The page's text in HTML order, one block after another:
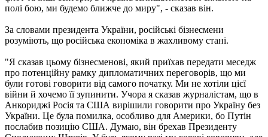
полі бою, ми будемо ближче до миру", - сказав він.
За словами президента України, російські бізнесмени
розуміють, що російська економіка в жахливому стані.
"Я сказав цьому бізнесменові, який приїхав передати меседж
про потенційну рамку дипломатичних переговорів, що ми
були готові говорити від самого початку. Ми не хотіли цієї
війни й хочемо її зупинити. Учора я сказав журналістам, що в
Анкориджі Росія та США вирішили говорити про Україну без
України. Це була помилка, особливо для Америки, бо Путін
послабив позицію США. Думаю, він брехав Президенту